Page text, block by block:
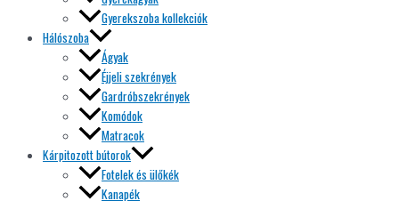
Gyerekszoba kollekciók
Hálószoba
Ágyak
Éjjeli szekrények
Gardróbszekrények
Komódok
Matracok
Kárpitozott bútorok
Fotelek és ülőkék
Kanapék